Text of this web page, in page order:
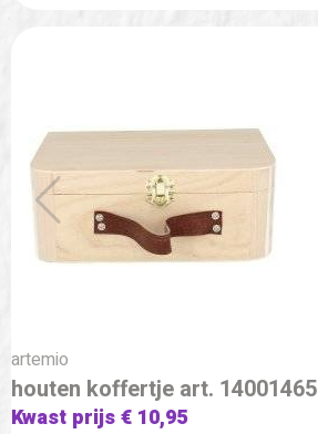
artemio
houten koffertje art. 14001465
Kwast prijs € 10,95